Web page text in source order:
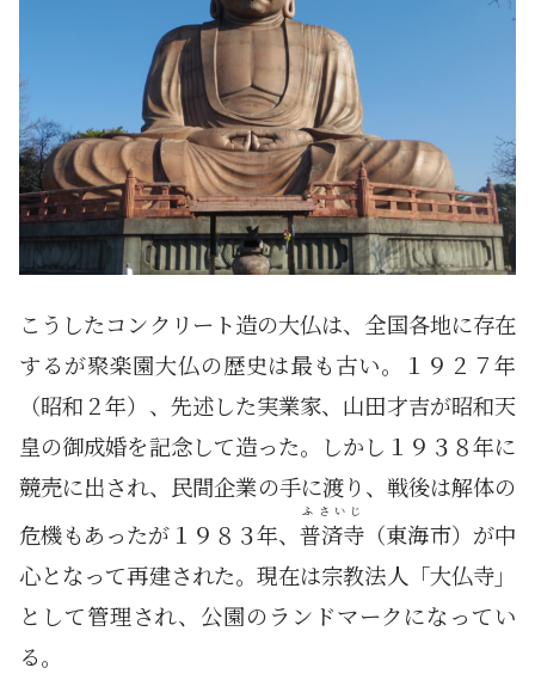
こうしたコンクリート造の大仏は、全国各地に存在
するが聚楽園大仏の歴史は最も古い。１９２７年
（昭和２年）、先述した実業家、山田才吉が昭和天
皇の御成婚を記念して造った。しかし１９３８年に
競売に出され、民間企業の手に渡り、戦後は解体の
危機もあったが１９８３年、 普済寺
ふさいじ
（東海市）が中
心となって再建された。現在は宗教法人「大仏寺」
として管理され、公園のランドマークになってい
る。